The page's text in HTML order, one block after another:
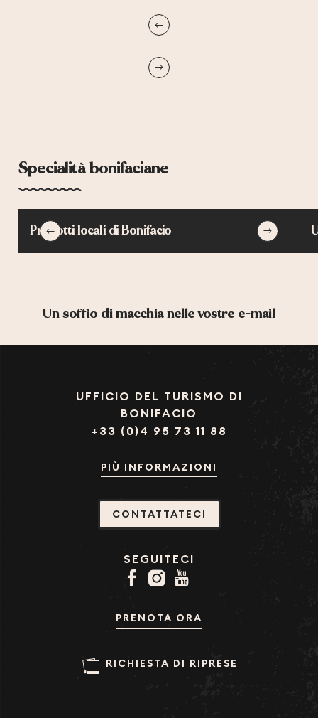
Specialità bonifaciane
Prodotti locali di Bonifacio
Un soffio di macchia nelle vostre e-mail
UFFICIO DEL TURISMO DI
BONIFACIO
+33 (0)4 95 73 11 88
PIÙ INFORMAZIONI
CONTATTATECI
SEGUITECI
PRENOTA ORA
RICHIESTA DI RIPRESE